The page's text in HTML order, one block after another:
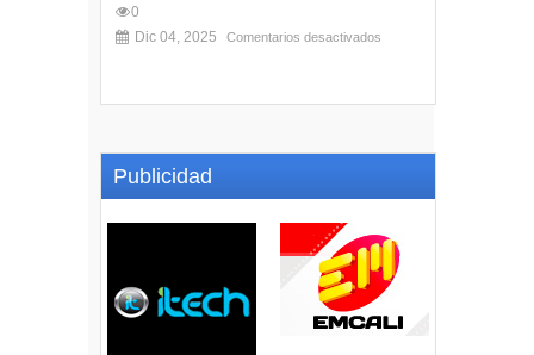
0
Dic 04, 2025
Comentarios desactivados
Publicidad